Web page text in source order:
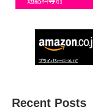
Recent Posts